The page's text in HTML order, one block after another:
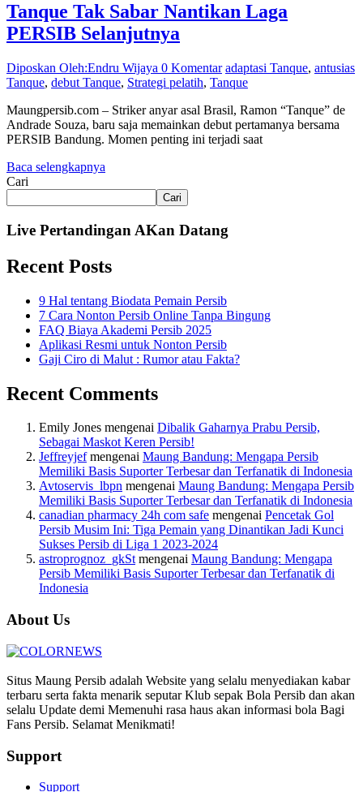
Tanque Tak Sabar Nantikan Laga
PERSIB Selanjutnya
Diposkan Oleh:Endru Wijaya 0 Komentar adaptasi Tanque, antusias
Tanque, debut Tanque, Strategi pelatih, Tanque
Maungpersib.com – Striker anyar asal Brasil, Ramon “Tanque” de
Andrade Souza, baru saja memainkan debut pertamanya bersama
PERSIB Bandung. Momen penting ini terjadi saat
Baca selengkapnya
Cari
Cari
Live Pertandingan AKan Datang
Recent Posts
9 Hal tentang Biodata Pemain Persib
7 Cara Nonton Persib Online Tanpa Bingung
FAQ Biaya Akademi Persib 2025
Aplikasi Resmi untuk Nonton Persib
Gaji Ciro di Malut : Rumor atau Fakta?
Recent Comments
Emily Jones mengenai Dibalik Gaharnya Prabu Persib,
Sebagai Maskot Keren Persib!
Jeffreyjefmengenai Maung Bandung: Mengapa Persib
Memiliki Basis Suporter Terbesar dan Terfanatik di Indonesia
Avtoservis_lbpn mengenai Maung Bandung: Mengapa Persib
Memiliki Basis Suporter Terbesar dan Terfanatik di Indonesia
canadian pharmacy 24h com safe mengenai Pencetak Gol
Persib Musim Ini: Tiga Pemain yang Dinantikan Jadi Kunci
Sukses Persib di Liga 1 2023-2024
astroprognoz_gkStmengenai Maung Bandung: Mengapa
Persib Memiliki Basis Suporter Terbesar dan Terfanatik di
Indonesia
About Us
Situs Maung Persib adalah Website yang selalu menyediakan kabar
terbaru serta fakta menarik seputar Klub sepak Bola Persib dan akan
selalu Update demi Memenuhi rasa haus akan informasi bola Bagi
Fans Persib. Selamat Menikmati!
Support
Support